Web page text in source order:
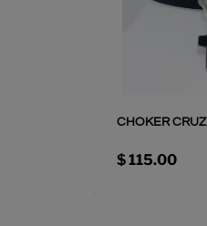
CHOKER CRUZ
$ 115.00